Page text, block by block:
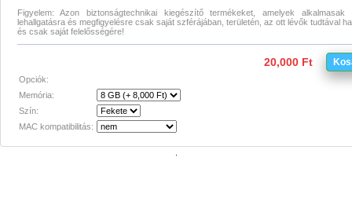
Figyelem: Azon biztonságtechnikai kiegészítő termékeket, amelyek alkalmasak
lehallgatásra és megfigyelésre csak saját szférájában, területén, az ott lévők tudtával
és csak saját felelősségére!
20,000 Ft
Opciók:
Memória:
Szín:
MAC kompatibilitás: